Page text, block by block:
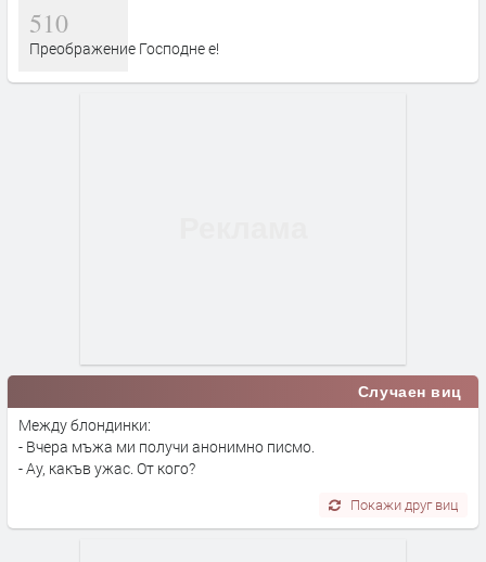
510
Преображение Господне е!
Случаен виц
Между блондинки:
- Вчера мъжа ми получи анонимно писмо.
- Ау, какъв ужас. От кого?
Покажи друг виц